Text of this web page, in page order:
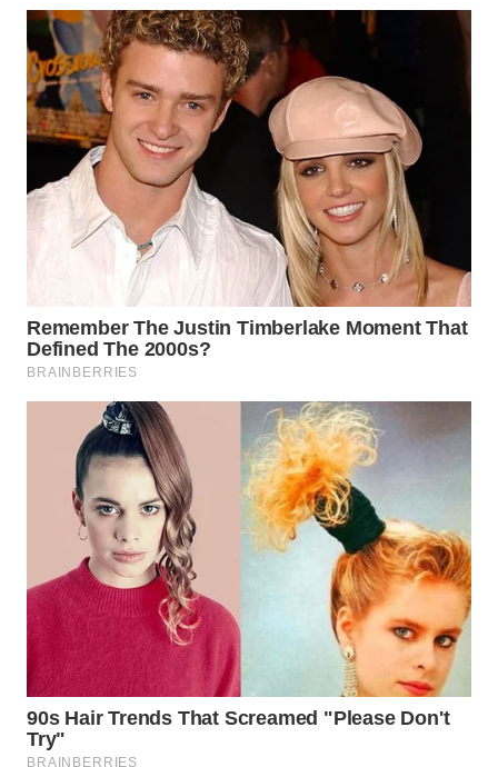
TAPANULI
UTARA
WN
SAMOSIR
WN
PADANG
LAWAS
SUMEDANG
WN
CIANJUR
WN
KEPULAUAN
SERIBU
WN
TANGERANG
WN
BINJAI
WN
CIREBON